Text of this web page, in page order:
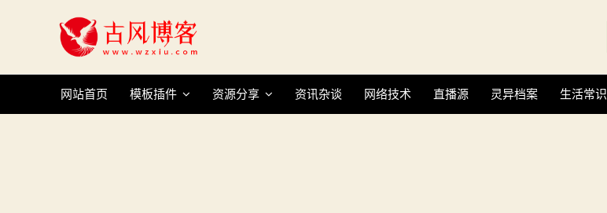
网站首页 模板插件 资源分享 资讯杂谈 网络技术 直播源 灵异档案 生活常识